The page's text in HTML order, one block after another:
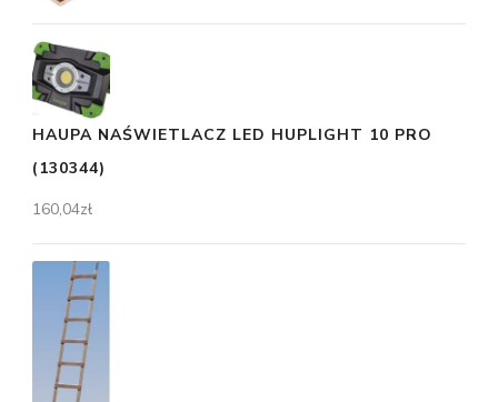
HAUPA NAŚWIETLACZ LED HUPLIGHT 10 PRO
(130344)
160,04zł